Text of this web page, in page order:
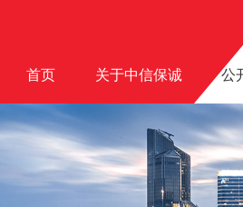
首页 关于中信保诚 公